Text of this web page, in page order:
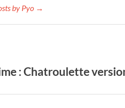
by Pyo →
: Chatroulette